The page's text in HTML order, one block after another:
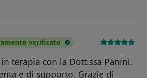
verificato
terapia con la Dott.ssa Panini.
e di supporto. Grazie di